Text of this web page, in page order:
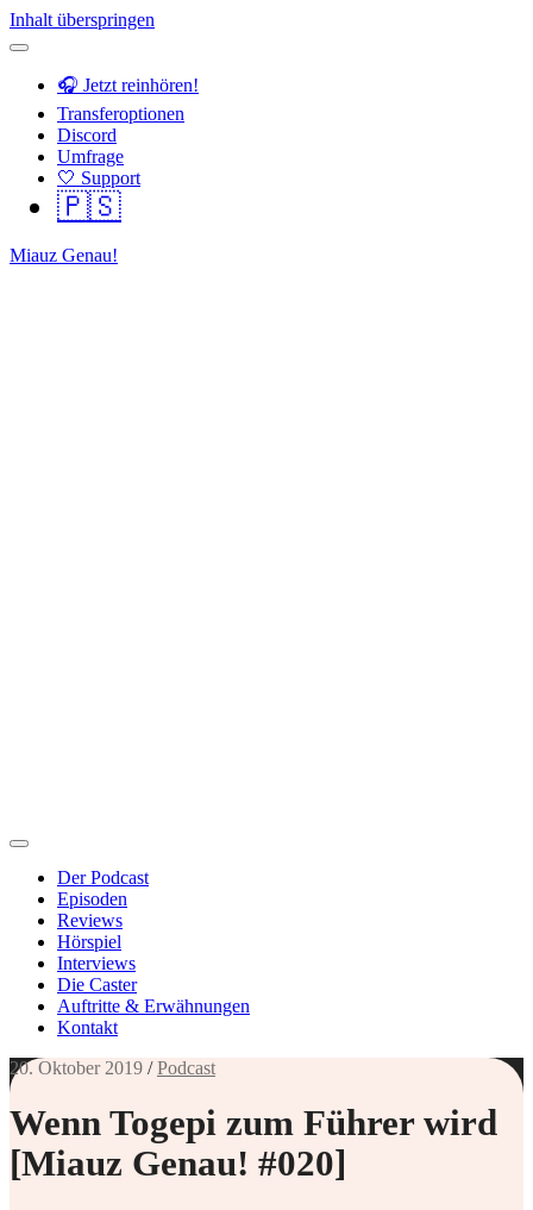
Inhalt überspringen
🎧 Jetzt reinhören!
Transferoptionen
Discord
Umfrage
🤍 Support
🇵🇸
Miauz Genau!
Der Podcast
Episoden
Reviews
Hörspiel
Interviews
Die Caster
Auftritte & Erwähnungen
Kontakt
20. Oktober 2019 /Podcast
Wenn Togepi zum Führer wird
[Miauz Genau! #020]